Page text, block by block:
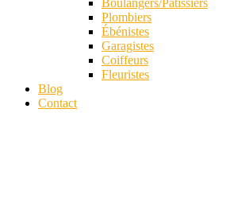
Boulangers/Patissiers
Plombiers
Ébénistes
Garagistes
Coiffeurs
Fleuristes
Blog
Contact